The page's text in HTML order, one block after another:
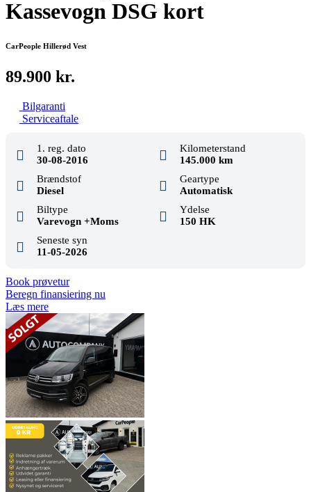
Kassevogn DSG kort
CarPeople Hillerød Vest
89.900 kr.
Bilgaranti
Serviceaftale
1. reg. dato
30-08-2016
Kilometerstand
145.000 km
Brændstof
Diesel
Geartype
Automatisk
Biltype
Varevogn +Moms
Ydelse
150 HK
Seneste syn
11-05-2026
Book prøvetur
Beregn finansiering nu
Læs mere